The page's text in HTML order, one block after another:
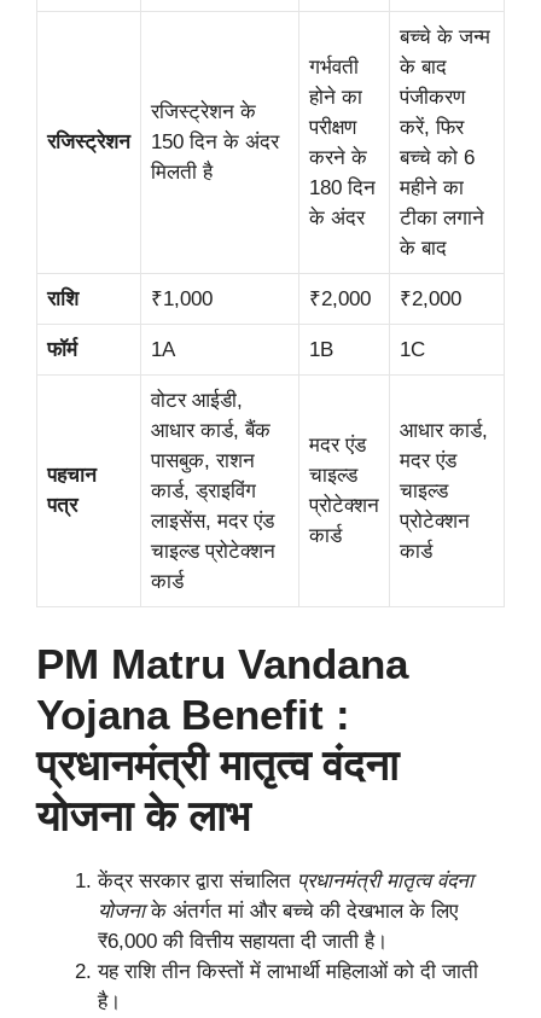
रजिस्ट्रेशन
रजिस्ट्रेशन के
150 दिन के अंदर
मिलती है
गर्भवती
होने का
परीक्षण
करने के
180 दिन
के अंदर
बच्चे के जन्म
के बाद
पंजीकरण
करें, फिर
बच्चे को 6
महीने का
टीका लगाने
के बाद
राशि ₹1,000 ₹2,000 ₹2,000
फॉर्म 1A 1B 1C
पहचान
पत्र
वोटर आईडी,
आधार कार्ड, बैंक
पासबुक, राशन
कार्ड, ड्राइविंग
लाइसेंस, मदर एंड
चाइल्ड प्रोटेक्शन
कार्ड
मदर एंड
चाइल्ड
प्रोटेक्शन
कार्ड
आधार कार्ड,
मदर एंड
चाइल्ड
प्रोटेक्शन
कार्ड
PM Matru Vandana
Yojana Benefit :
प्रधानमंत्री मातृत्व वंदना
योजना के लाभ
केंद्र सरकार द्वारा संचालित प्रधानमंत्री मातृत्व वंदना
योजनाके अंतर्गत मां और बच्चे की देखभाल के लिए
₹6,000 की वित्तीय सहायता दी जाती है।
यह राशि तीन किस्तों में लाभार्थी महिलाओं को दी जाती
है।